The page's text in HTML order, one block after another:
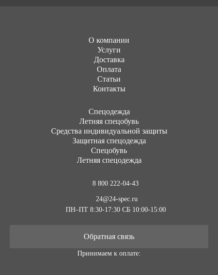
О компании
Услуги
Доставка
Оплата
Статьи
Контакты
Cпецодежда
Летняя спецобувь
Средства индивидуальной защиты
Защитная спецодежда
Спецобувь
Летняя спецодежда
8 800 222-04-43
24@24-spec.ru
ПН–ПТ 8:30-17:30 СБ 10:00-15:00
Обратная связь
Принимаем к оплате: